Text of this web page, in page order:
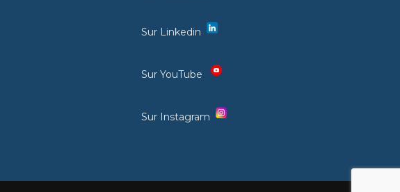
Sur Linkedin
Sur YouTube
Sur Instagram